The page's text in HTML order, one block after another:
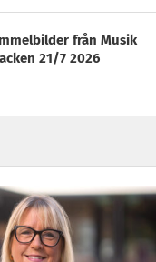
från Musik
21/7 2026